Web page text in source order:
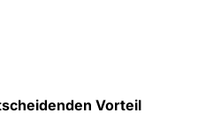
Vorteil